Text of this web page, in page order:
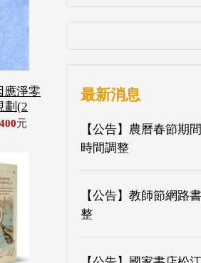
應淨零
劃(2
400元
最新消息
【公告】農曆春節期
時間調整
【公告】教師節網路
整